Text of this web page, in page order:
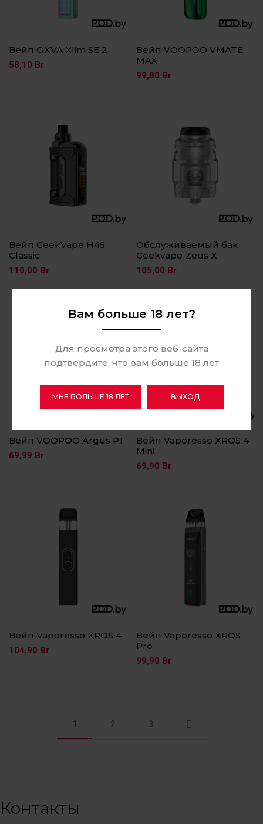
Вейп OXVA Xlim SE 2
58,10 Br
Вейп VOOPOO VMATE
MAX
99,80 Br
Вейп GeekVape H45
Classic
110,00 Br
Обслуживаемый бак
Geekvape Zeus X
105,00 Br
Вейп VOOPOO Argus P1
69,99 Br
Вейп Vaporesso XROS 4
Mini
69,90 Br
Вейп Vaporesso XROS 4
104,90 Br
Вейп Vaporesso XROS
Pro
99,90 Br
1 2 3
Контакты
Вам больше 18 лет?
Для просмотра этого веб-сайта
подтвердите, что вам больше 18 лет
МНЕ БОЛЬШЕ 18 ЛЕТ ВЫХОД